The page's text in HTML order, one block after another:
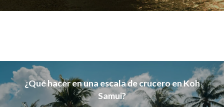
¿Qué hacer en una escala de crucero en Koh
Samui?